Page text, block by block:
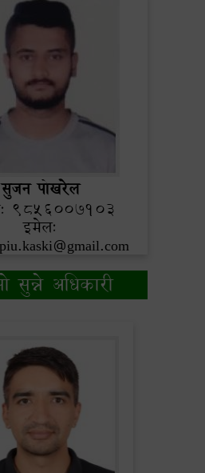
सुजन पोखरेल
9856007103
इमेल:
सुन्ने अधिकारी